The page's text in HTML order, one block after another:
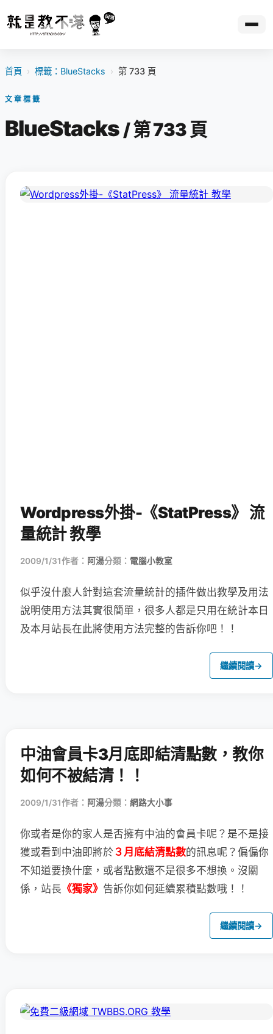
首頁 › 標籤：BlueStacks › 第 733 頁
文章標籤
BlueStacks / 第 733 頁
Wordpress外掛-《StatPress》 流
量統計 教學
2009/1/31作者： 阿湯分類： 電腦小教室
似乎沒什麼人針對這套流量統計的插件做出教學及用法
說明使用方法其實很簡單，很多人都是只用在統計本日
及本月站長在此將使用方法完整的告訴你吧！！
繼續閱讀→
中油會員卡3月底即結清點數，教你
如何不被結清！！
2009/1/31作者： 阿湯分類： 網路大小事
你或者是你的家人是否擁有中油的會員卡呢？ 是不是接
獲或看到中油即將於 ３月底結清點數的訊息呢？ 偏偏你
不知道要換什麼，或者點數還不是很多不想換。 沒關
係，站長 《獨家》 告訴你如何延續累積點數哦！！
繼續閱讀→